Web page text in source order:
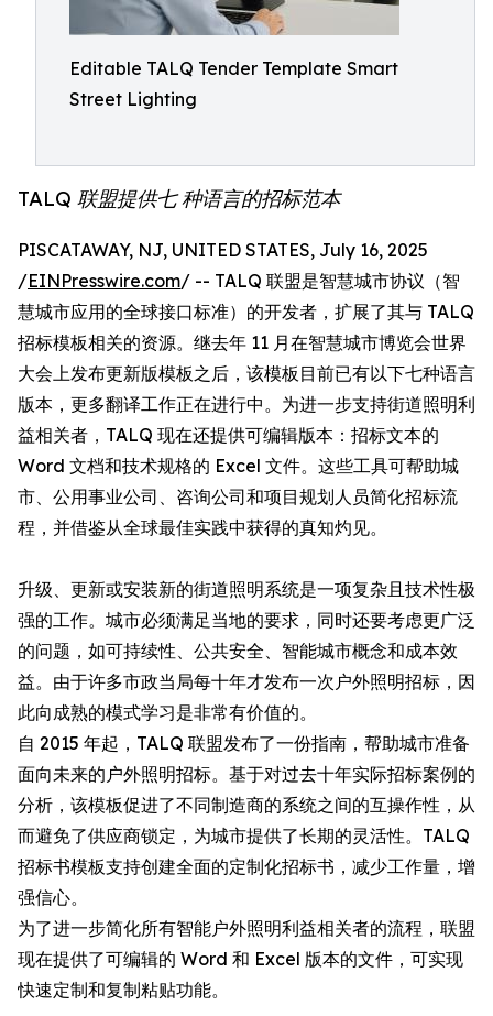
Editable TALQ Tender Template Smart
Street Lighting
TALQ 联盟提供七 种语言的招标范本
PISCATAWAY, NJ, UNITED STATES, July 16, 2025
/EINPresswire.com/ -- TALQ 联盟是智慧城市协议（智
慧城市应用的全球接口标准）的开发者，扩展了其与 TALQ
招标模板相关的资源。继去年 11 月在智慧城市博览会世界
大会上发布更新版模板之后，该模板目前已有以下七种语言
版本，更多翻译工作正在进行中。为进一步支持街道照明利
益相关者，TALQ 现在还提供可编辑版本：招标文本的
Word 文档和技术规格的 Excel 文件。这些工具可帮助城
市、公用事业公司、咨询公司和项目规划人员简化招标流
程，并借鉴从全球最佳实践中获得的真知灼见。
升级、更新或安装新的街道照明系统是一项复杂且技术性极
强的工作。城市必须满足当地的要求，同时还要考虑更广泛
的问题，如可持续性、公共安全、智能城市概念和成本效
益。由于许多市政当局每十年才发布一次户外照明招标，因
此向成熟的模式学习是非常有价值的。
自 2015 年起，TALQ 联盟发布了一份指南，帮助城市准备
面向未来的户外照明招标。基于对过去十年实际招标案例的
分析，该模板促进了不同制造商的系统之间的互操作性，从
而避免了供应商锁定，为城市提供了长期的灵活性。TALQ
招标书模板支持创建全面的定制化招标书，减少工作量，增
强信心。
为了进一步简化所有智能户外照明利益相关者的流程，联盟
现在提供了可编辑的 Word 和 Excel 版本的文件，可实现
快速定制和复制粘贴功能。